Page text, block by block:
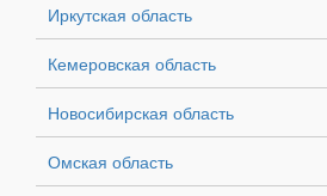
Иркутская область
Кемеровская область
Новосибирская область
Омская область